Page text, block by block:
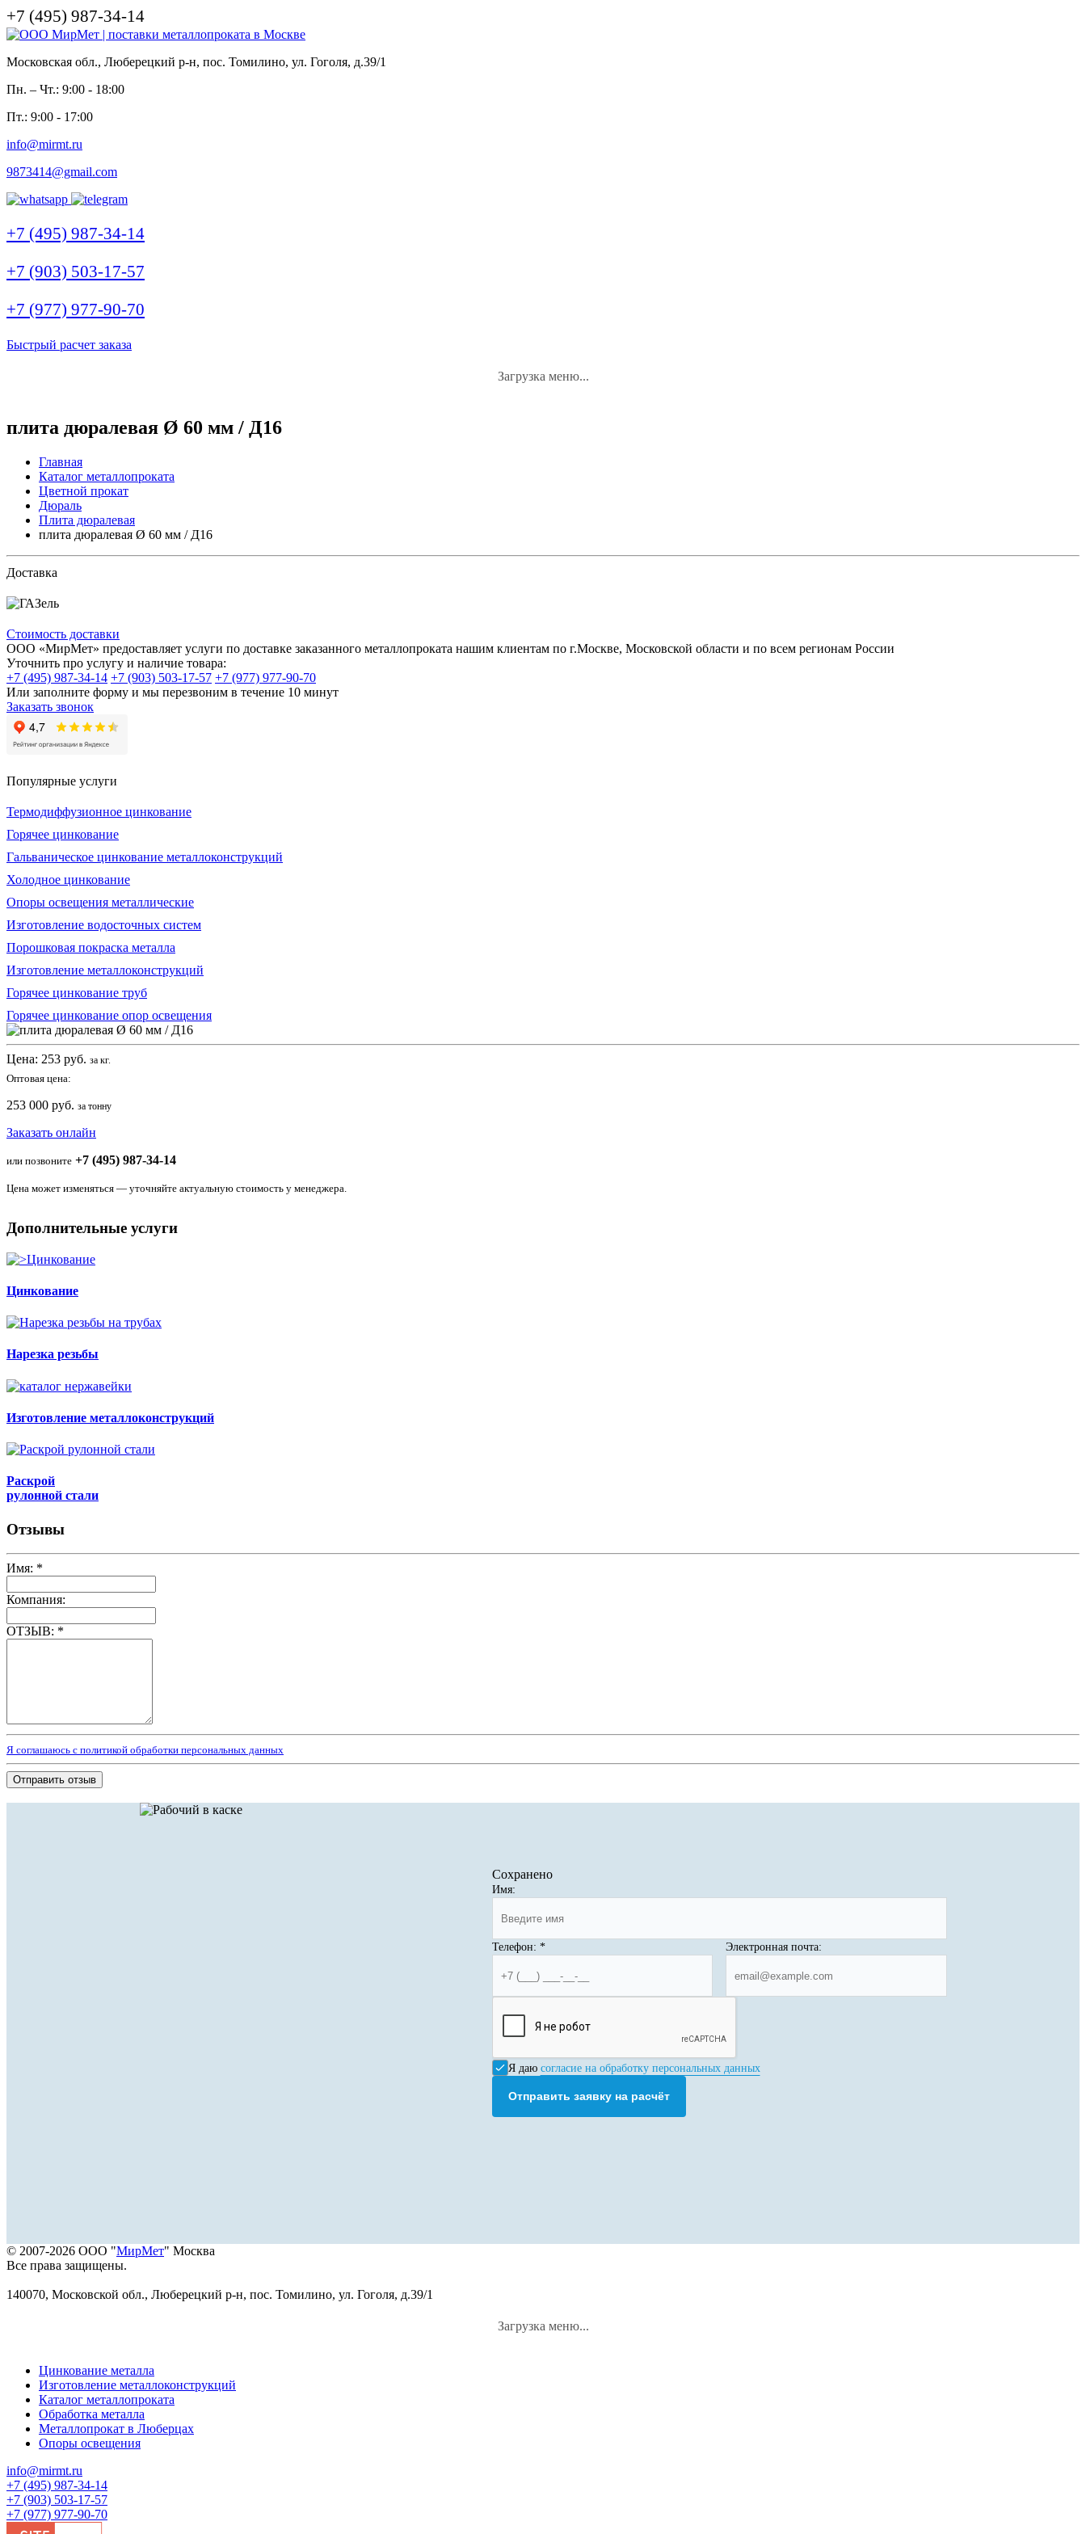
+7 (495) 987-34-14
Московская обл., Люберецкий р-н, пос. Томилино, ул. Гоголя, д.39/1
Пн. – Чт.: 9:00 - 18:00
Пт.: 9:00 - 17:00
info@mirmt.ru
9873414@gmail.com
+7 (495) 987-34-14
+7 (903) 503-17-57
+7 (977) 977-90-70
Быстрый расчет заказа
Загрузка меню...
плита дюралевая Ø 60 мм / Д16
Главная
Каталог металлопроката
Цветной прокат
Дюраль
Плита дюралевая
плита дюралевая Ø 60 мм / Д16
Доставка
Стоимость доставки
ООО «МирМет» предоставляет услуги по доставке заказанного металлопроката нашим клиентам по г.Москве, Московской области и по всем регионам России
Уточнить про услугу и наличие товара:
+7 (495) 987-34-14 +7 (903) 503-17-57 +7 (977) 977-90-70
Или заполните форму и мы перезвоним в течение 10 минут
Заказать звонок
Популярные услуги
Термодиффузионное цинкование
Горячее цинкование
Гальваническое цинкование металлоконструкций
Холодное цинкование
Опоры освещения металлические
Изготовление водосточных систем
Порошковая покраска металла
Изготовление металлоконструкций
Горячее цинкование труб
Горячее цинкование опор освещения
Цена: 253 руб. за кг.
Оптовая цена:
253 000 руб. за тонну
Заказать онлайн
или позвоните +7 (495) 987-34-14
Цена может изменяться — уточняйте актуальную стоимость у менеджера.
Дополнительные услуги
Цинкование
Нарезка резьбы
Изготовление металлоконструкций
Раскрой
рулонной стали
Отзывы
Имя: *
Компания:
ОТЗЫВ: *
Я соглашаюсь с политикой обработки персональных данных
Отправить отзыв
Сохранено
Имя:
Телефон: * Электронная почта:
Я даю согласие на обработку персональных данных
Отправить заявку на расчёт
© 2007-2026 ООО "МирМет" Москва
Все права защищены.
140070, Московской обл., Люберецкий р-н, пос. Томилино, ул. Гоголя, д.39/1
Загрузка меню...
Цинкование металла
Изготовление металлоконструкций
Каталог металлопроката
Обработка металла
Металлопрокат в Люберцах
Опоры освещения
info@mirmt.ru
+7 (495) 987-34-14
+7 (903) 503-17-57
+7 (977) 977-90-70